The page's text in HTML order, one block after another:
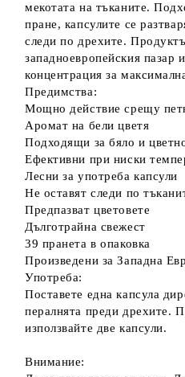
мекотата на тъканите.
пране, капсулите се
следи по дрехите.
западноевропейския пазар
концентрация за
Предимства:
Мощно действие срещу
Аромат на бели цветя
Подходящи за бяло и
Ефективни при ниски
Лесни за употреба капсули
Не оставят следи по
Предпазват цветовете
Дълготрайна свежест
39 пранета в опаковка
Произведени за Западна
Употреба:
Поставете една капсула
пералнята преди дрехите.
използвайте две капсули.
Внимание: